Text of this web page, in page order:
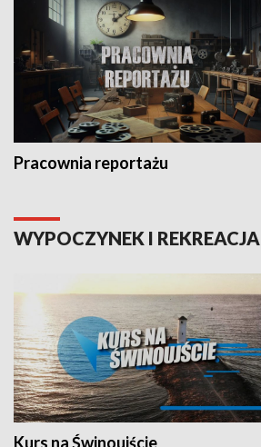
Pracownia reportażu
WYPOCZYNEK I REKREACJA
Kurs na Świnoujście